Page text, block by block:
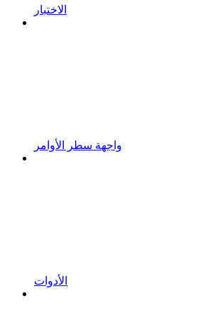
الاختبار
واجهة سطر الأوامر
الأدوات